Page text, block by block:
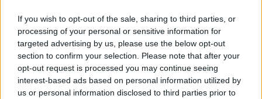
If you wish to opt-out of the sale, sharing to third parties, or
processing of your personal or sensitive information for
targeted advertising by us, please use the below opt-out
section to confirm your selection. Please note that after your
opt-out request is processed you may continue seeing
interest-based ads based on personal information utilized by
us or personal information disclosed to third parties prior to